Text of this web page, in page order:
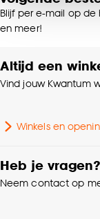
noodzakelijke
voor kiezen
klikken.
Goed om te
Samenstelling
Hoogte
Gewicht
Blijf per e-mail op
en meer!
Altijd een
Vind jouw Kwantum
Winkels en
Heb je vragen?
Neem contact op